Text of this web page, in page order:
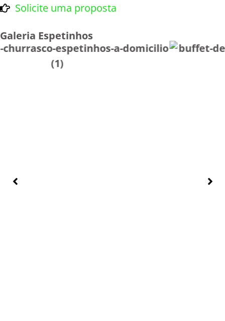
Solicite uma proposta
Galeria Espetinhos